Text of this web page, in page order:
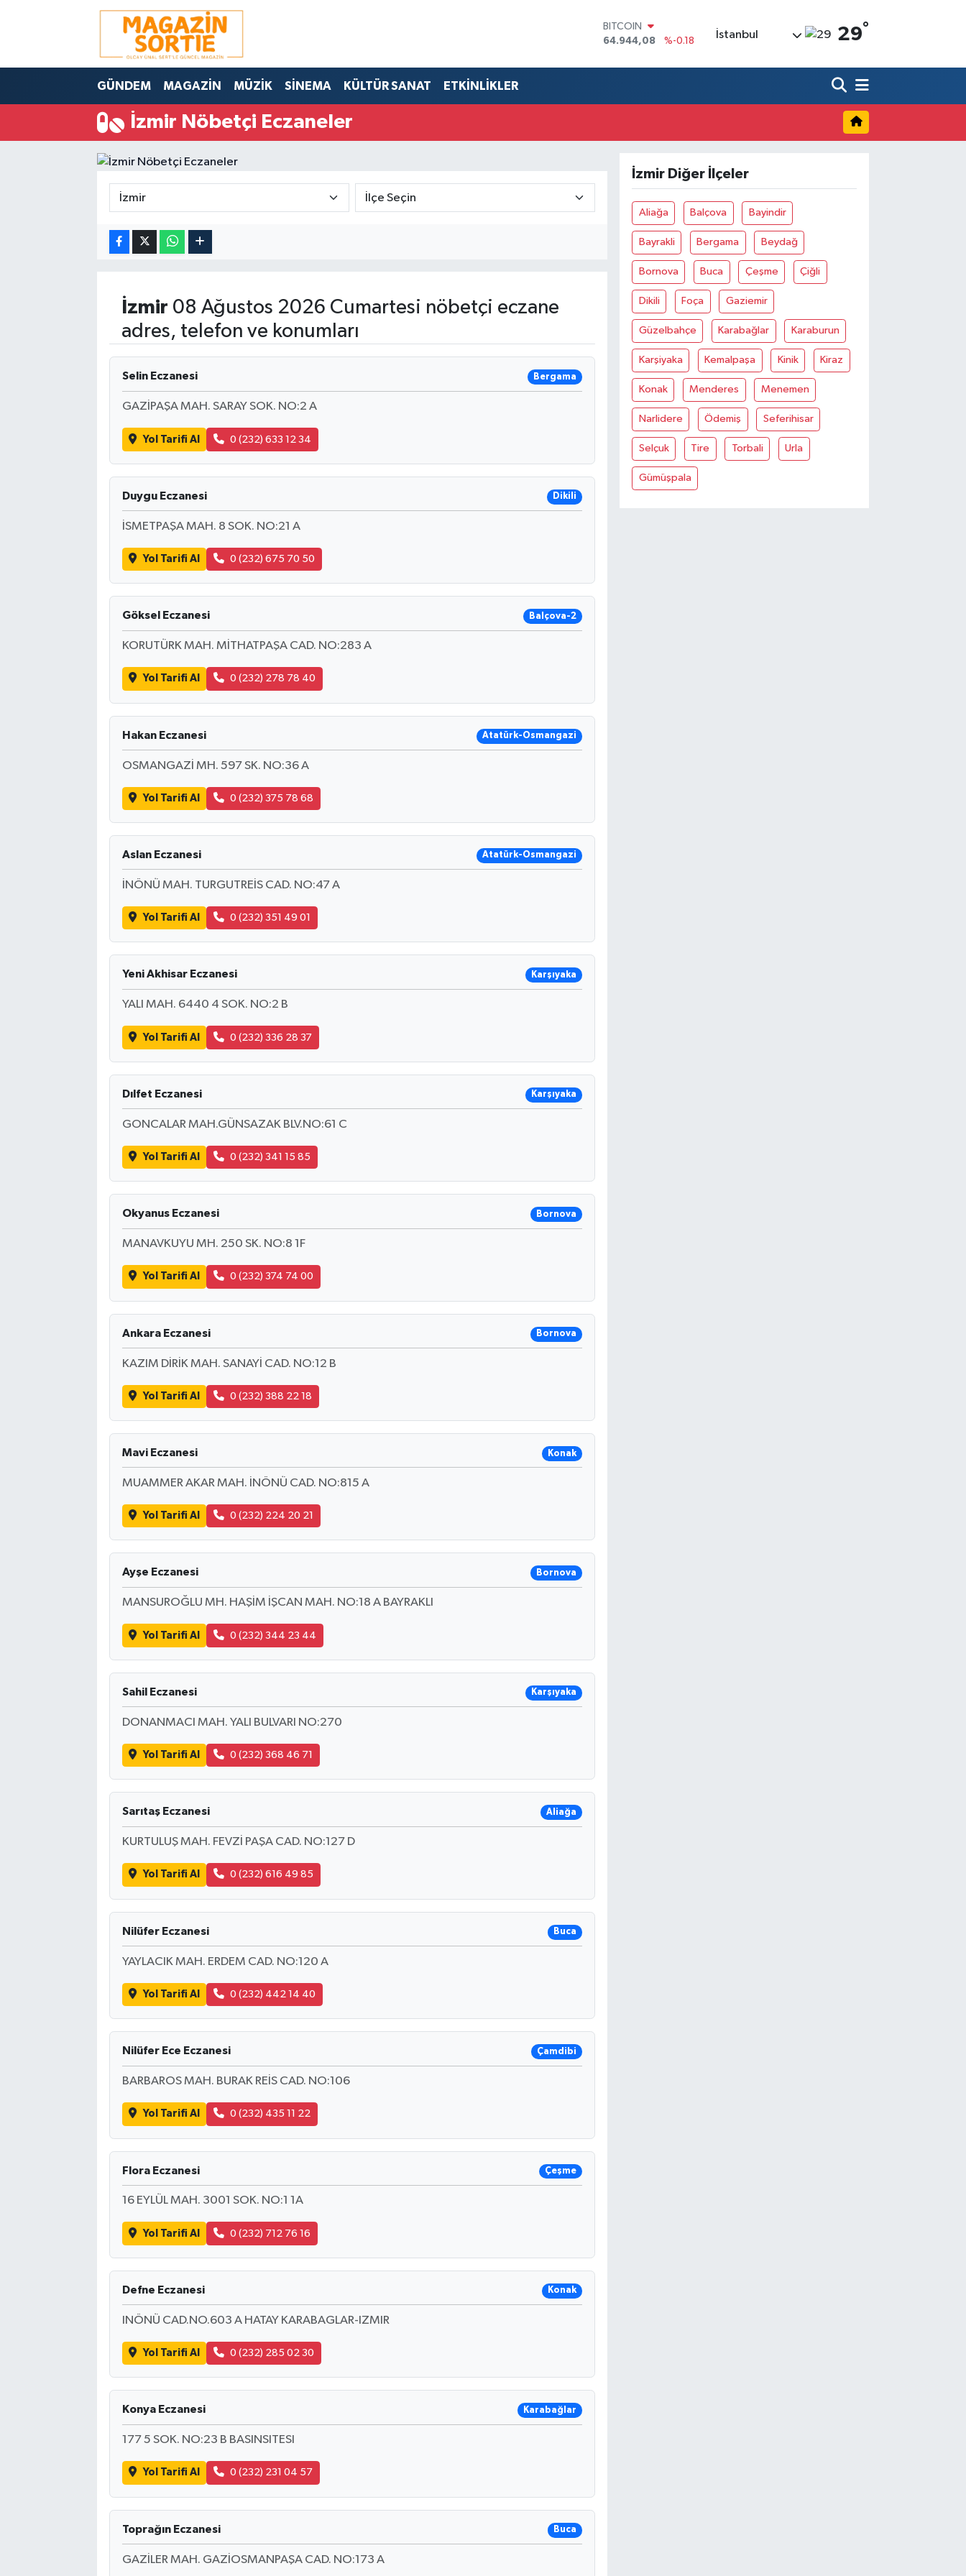
DOLAR
47,7436
%0.18
55,2510
%0.32
BİST100
İstanbul 29°
GÜNDEM MAGAZİN MÜZİK SİNEMA KÜLTÜR SANAT ETKİNLİKLER
İzmir Nöbetçi Eczaneler
İzmir 08 Ağustos 2026 Cumartesi nöbetçi eczane
adres, telefon ve konumları
Selin Eczanesi Bergama
GAZİPAŞA MAH. SARAY SOK. NO:2 A
Yol Tarifi Al 0 (232) 633 12 34
Duygu Eczanesi Dikili
İSMETPAŞA MAH. 8 SOK. NO:21 A
Yol Tarifi Al 0 (232) 675 70 50
Göksel Eczanesi Balçova-2
KORUTÜRK MAH. MİTHATPAŞA CAD. NO:283 A
Yol Tarifi Al 0 (232) 278 78 40
Hakan Eczanesi Atatürk-Osmangazi
OSMANGAZİ MH. 597 SK. NO:36 A
Yol Tarifi Al 0 (232) 375 78 68
Aslan Eczanesi Atatürk-Osmangazi
İNÖNÜ MAH. TURGUTREİS CAD. NO:47 A
Yol Tarifi Al 0 (232) 351 49 01
Yeni Akhisar Eczanesi Karşıyaka
YALI MAH. 6440 4 SOK. NO:2 B
Yol Tarifi Al 0 (232) 336 28 37
Dılfet Eczanesi Karşıyaka
GONCALAR MAH.GÜNSAZAK BLV.NO:61 C
Yol Tarifi Al 0 (232) 341 15 85
Okyanus Eczanesi Bornova
MANAVKUYU MH. 250 SK. NO:8 1F
Yol Tarifi Al 0 (232) 374 74 00
Ankara Eczanesi Bornova
KAZIM DİRİK MAH. SANAYİ CAD. NO:12 B
Yol Tarifi Al 0 (232) 388 22 18
Mavi Eczanesi Konak
MUAMMER AKAR MAH. İNÖNÜ CAD. NO:815 A
Yol Tarifi Al 0 (232) 224 20 21
Ayşe Eczanesi Bornova
MANSUROĞLU MH. HAŞİM İŞCAN MAH. NO:18 A BAYRAKLI
Yol Tarifi Al 0 (232) 344 23 44
Sahil Eczanesi Karşıyaka
DONANMACI MAH. YALI BULVARI NO:270
Yol Tarifi Al 0 (232) 368 46 71
Sarıtaş Eczanesi Aliağa
KURTULUŞ MAH. FEVZİ PAŞA CAD. NO:127 D
Yol Tarifi Al 0 (232) 616 49 85
Nilüfer Eczanesi Buca
YAYLACIK MAH. ERDEM CAD. NO:120 A
Yol Tarifi Al 0 (232) 442 14 40
Nilüfer Ece Eczanesi Çamdibi
BARBAROS MAH. BURAK REİS CAD. NO:106
Yol Tarifi Al 0 (232) 435 11 22
Flora Eczanesi Çeşme
16 EYLÜL MAH. 3001 SOK. NO:1 1A
Yol Tarifi Al 0 (232) 712 76 16
Defne Eczanesi Konak
INÖNÜ CAD.NO.603 A HATAY KARABAGLAR-IZMIR
Yol Tarifi Al 0 (232) 285 02 30
Konya Eczanesi Karabağlar
177 5 SOK. NO:23 B BASINSITESI
Yol Tarifi Al 0 (232) 231 04 57
Toprağın Eczanesi Buca
GAZİLER MAH. GAZİOSMANPAŞA CAD. NO:173 A
İzmir Diğer İlçeler
Aliağa Balçova Bayindir
Bayrakli Bergama Beydağ
Bornova Buca Çeşme Çiğli
Dikili Foça Gaziemir
Güzelbahçe Karabağlar Karaburun
Karşiyaka Kemalpaşa Kinik Kiraz
Konak Menderes Menemen
Narlidere Ödemiş Seferihisar
Selçuk Tire Torbali Urla
Gümüşpala
Nöbetçi Eczaneler
Hava Durumu
Trafik Durumu
Süper Lig Puan Durumu ve Fikstür
Tüm Manşetler
Son Dakika Haberleri